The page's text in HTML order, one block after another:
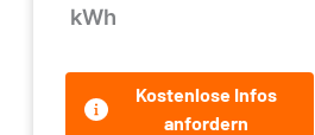
kWh
Kostenlose Infos
anfordern